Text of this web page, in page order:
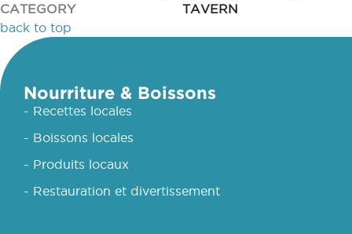
CATEGORY
TAVERN
back to top
Nourriture & Boissons
- Recettes locales
- Boissons locales
- Produits locaux
- Restauration et divertissement